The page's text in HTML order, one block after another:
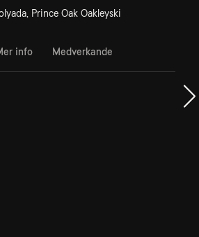
Prince Oak Oakleyski
info Medverkande